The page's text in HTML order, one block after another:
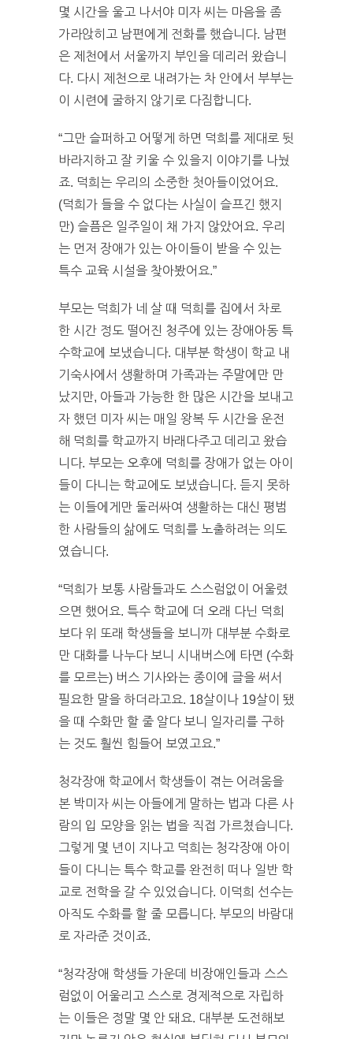
몇 시간을 울고 나서야 미자 씨는 마음을 좀
가라앉히고 남편에게 전화를 했습니다. 남편
은 제천에서 서울까지 부인을 데리러 왔습니
다. 다시 제천으로 내려가는 차 안에서 부부는
이 시련에 굴하지 않기로 다짐합니다.
“그만 슬퍼하고 어떻게 하면 덕희를 제대로 뒷
바라지하고 잘 키울 수 있을지 이야기를 나눴
죠. 덕희는 우리의 소중한 첫아들이었어요.
(덕희가 들을 수 없다는 사실이 슬프긴 했지
만) 슬픔은 일주일이 채 가지 않았어요. 우리
는 먼저 장애가 있는 아이들이 받을 수 있는
특수 교육 시설을 찾아봤어요.”
부모는 덕희가 네 살 때 덕희를 집에서 차로
한 시간 정도 떨어진 청주에 있는 장애아동 특
수학교에 보냈습니다. 대부분 학생이 학교 내
기숙사에서 생활하며 가족과는 주말에만 만
났지만, 아들과 가능한 한 많은 시간을 보내고
자 했던 미자 씨는 매일 왕복 두 시간을 운전
해 덕희를 학교까지 바래다주고 데리고 왔습
니다. 부모는 오후에 덕희를 장애가 없는 아이
들이 다니는 학교에도 보냈습니다. 듣지 못하
는 이들에게만 둘러싸여 생활하는 대신 평범
한 사람들의 삶에도 덕희를 노출하려는 의도
였습니다.
“덕희가 보통 사람들과도 스스럼없이 어울렸
으면 했어요. 특수 학교에 더 오래 다닌 덕희
보다 위 또래 학생들을 보니까 대부분 수화로
만 대화를 나누다 보니 시내버스에 타면 (수화
를 모르는) 버스 기사와는 종이에 글을 써서
필요한 말을 하더라고요. 18살이나 19살이 됐
을 때 수화만 할 줄 알다 보니 일자리를 구하
는 것도 훨씬 힘들어 보였고요.”
청각장애 학교에서 학생들이 겪는 어려움을
본 박미자 씨는 아들에게 말하는 법과 다른 사
람의 입 모양을 읽는 법을 직접 가르쳤습니다.
그렇게 몇 년이 지나고 덕희는 청각장애 아이
들이 다니는 특수 학교를 완전히 떠나 일반 학
교로 전학을 갈 수 있었습니다. 이덕희 선수는
아직도 수화를 할 줄 모릅니다. 부모의 바람대
로 자라준 것이죠.
“청각장애 학생들 가운데 비장애인들과 스스
럼없이 어울리고 스스로 경제적으로 자립하
는 이들은 정말 몇 안 돼요. 대부분 도전해보